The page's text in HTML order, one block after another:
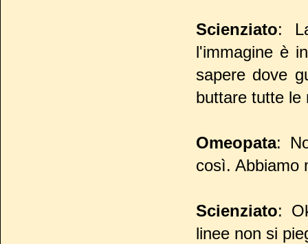
Scienziato:
l'immagine è
sapere dove
buttare tutte le
Omeopata:
così. Abbiamo
Scienziato:
linee non si